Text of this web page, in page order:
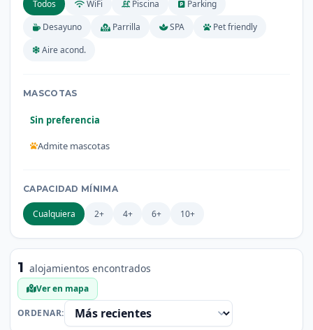
Todos WiFi Piscina
Parking
Desayuno
Parrilla SPA
Pet friendly
Aire acond.
MASCOTAS
Sin preferencia
Admite mascotas
CAPACIDAD MÍNIMA
Cualquiera 2+ 4+ 6+ 10+
1 alojamientos encontrados
Ver en mapa
ORDENAR: